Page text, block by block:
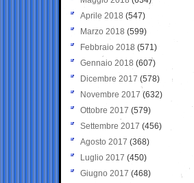
Aprile 2018 (547)
Marzo 2018 (599)
Febbraio 2018 (571)
Gennaio 2018 (607)
Dicembre 2017 (578)
Novembre 2017 (632)
Ottobre 2017 (579)
Settembre 2017 (456)
Agosto 2017 (368)
Luglio 2017 (450)
Giugno 2017 (468)